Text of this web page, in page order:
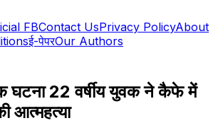
FBContact UsPrivacy PolicyAbout
ई-पेपरOur Authors
घटना 22 वर्षीय युवक ने कैफे में
आत्महत्या